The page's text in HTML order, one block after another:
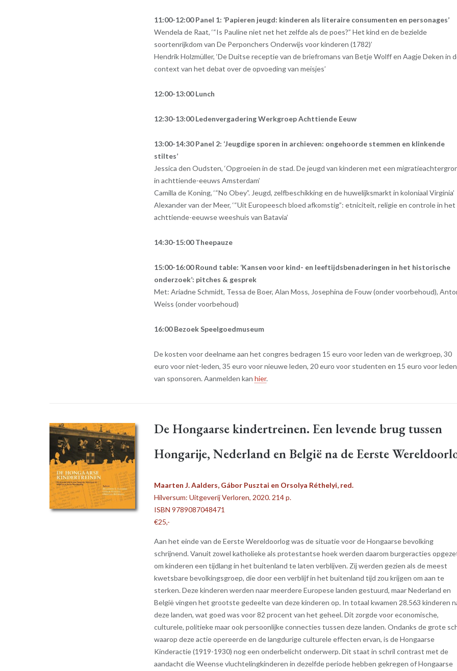
11:00-12:00 Panel 1: ‘Papieren jeugd: kinderen als literaire consumenten en personages’
Wendela de Raat, ‘“Is Pauline niet net het zelfde als de poes?” Het kind en de bezielde
soortenrijkdom van De Perponchers Onderwijs voor kinderen (1782)’
Hendrik Holzmüller, ‘De Duitse receptie van de briefromans van Betje Wolff en Aagje Deken in
context van het debat over de opvoeding van meisjes’
12:00-13:00 Lunch
12:30-13:00 Ledenvergadering Werkgroep Achttiende Eeuw
13:00-14:30 Panel 2: ‘Jeugdige sporen in archieven: ongehoorde stemmen en klinkende
stiltes’
Jessica den Oudsten, ‘Opgroeien in de stad. De jeugd van kinderen met een
in achttiende-eeuws Amsterdam’
Camilla de Koning, ‘“No Obey”. Jeugd, zelfbeschikking en de huwelijksmarkt in koloniaal Virginia’
Alexander van der Meer, ‘“Uit Europeesch bloed afkomstig”: etniciteit, religie en controle in het
achttiende-eeuwse weeshuis van Batavia’
14:30-15:00 Theepauze
15:00-16:00 Round table: ‘Kansen voor kind- en leeftijdsbenaderingen in het historische
onderzoek’: pitches & gesprek
Met: Ariadne Schmidt, Tessa de Boer, Alan Moss, Josephina de Fouw (onder voorbehoud),
Weiss (onder voorbehoud)
16:00 Bezoek Speelgoedmuseum
De kosten voor deelname aan het congres bedragen 15 euro voor leden van de werkgroep, 30
euro voor niet-leden, 35 euro voor nieuwe leden, 20 euro voor studenten en 15 euro voor leden
van sponsoren. Aanmelden kanhier.
De Hongaarse kindertreinen. Een levende brug tussen
Hongarije, Nederland en België na de Eerste
Maarten J. Aalders, Gábor Pusztai en Orsolya Réthelyi, red.
Hilversum: Uitgeverij Verloren, 2020. 214 p.
ISBN 9789087048471
€25,-
Aan het einde van de Eerste Wereldoorlog was de situatie voor de Hongaarse bevolking
schrijnend. Vanuit zowel katholieke als protestantse hoek werden daarom burgeracties
om kinderen een tijdlang in het buitenland te laten verblijven. Zij werden gezien als de meest
kwetsbare bevolkingsgroep, die door een verblijf in het buitenland tijd zou krijgen om aan te
sterken. Deze kinderen werden naar meerdere Europese landen gestuurd, maar Nederland en
België vingen het grootste gedeelte van deze kinderen op. In totaal kwamen 28.563 kinderen
deze landen, wat goed was voor 82 procent van het geheel. Dit zorgde voor economische,
culturele, politieke maar ook persoonlijke connecties tussen deze landen. Ondanks de grote
waarop deze actie opereerde en de langdurige culturele effecten ervan, is de Hongaarse
Kinderactie (1919-1930) nog een onderbelicht onderwerp. Dit staat in schril contrast met de
aandacht die Weense vluchtelingkinderen in dezelfde periode hebben gekregen of Hongaarse